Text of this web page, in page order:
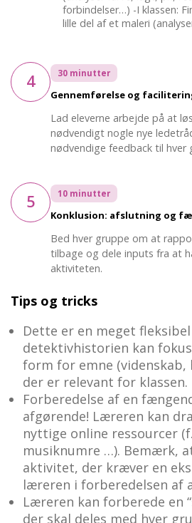
forbindelser…) -I klassen:
lille del af et maleri
4 30 minutter
Gennemførelse og
Lad eleverne arbejde på at
nødvendigt nogle nye
nødvendige feedback til hver
5 10 minutter
Konklusion: afslutning og
Bed hver gruppe om at
tilbage og dele inputs fra at
aktiviteten.
Tips og tricks
Dette er en meget
detektivhistorien kan
form for emne
der er relevant for klassen.
Forberedelse af en
afgørende! Læreren kan
nyttige online ressourcer
musiknumre …). Bemærk,
aktivitet, der kræver en
læreren i forberedelsen af
Læreren kan forberede en
der skal deles med hver